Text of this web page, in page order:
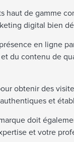
haut de gamme
digital bien
en ligne
du contenu de
obtenir des
et
doit
et votre